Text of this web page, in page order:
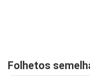
Folhetos